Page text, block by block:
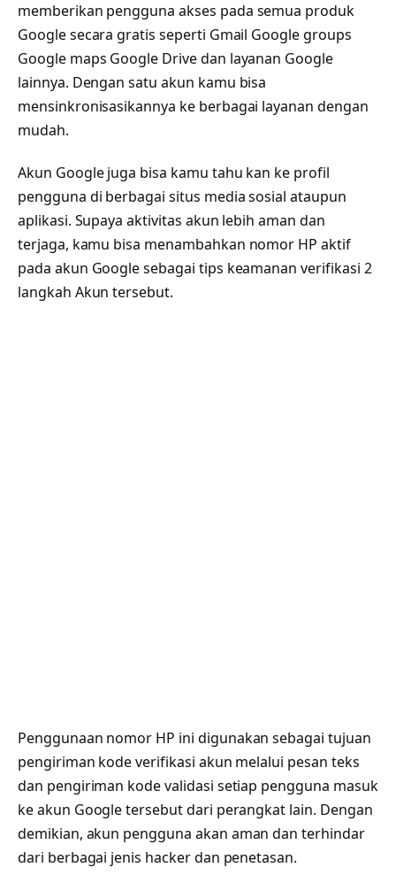
memberikan pengguna akses pada semua produk
Google secara gratis seperti Gmail Google groups
Google maps Google Drive dan layanan Google
lainnya. Dengan satu akun kamu bisa
mensinkronisasikannya ke berbagai layanan dengan
mudah.
Akun Google juga bisa kamu tahu kan ke profil
pengguna di berbagai situs media sosial ataupun
aplikasi. Supaya aktivitas akun lebih aman dan
terjaga, kamu bisa menambahkan nomor HP aktif
pada akun Google sebagai tips keamanan verifikasi 2
langkah Akun tersebut.
Penggunaan nomor HP ini digunakan sebagai tujuan
pengiriman kode verifikasi akun melalui pesan teks
dan pengiriman kode validasi setiap pengguna masuk
ke akun Google tersebut dari perangkat lain. Dengan
demikian, akun pengguna akan aman dan terhindar
dari berbagai jenis hacker dan penetasan.